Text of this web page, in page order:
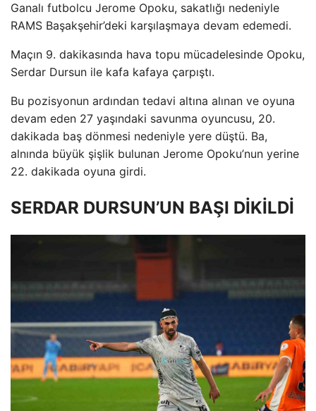
Ganalı futbolcu Jerome Opoku, sakatlığı nedeniyle
RAMS Başakşehir’deki karşılaşmaya devam edemedi.
Maçın 9. dakikasında hava topu mücadelesinde Opoku,
Serdar Dursun ile kafa kafaya çarpıştı.
Bu pozisyonun ardından tedavi altına alınan ve oyuna
devam eden 27 yaşındaki savunma oyuncusu, 20.
dakikada baş dönmesi nedeniyle yere düştü. Ba,
alnında büyük şişlik bulunan Jerome Opoku’nun yerine
22. dakikada oyuna girdi.
SERDAR DURSUN’UN BAŞI DİKİLDİ